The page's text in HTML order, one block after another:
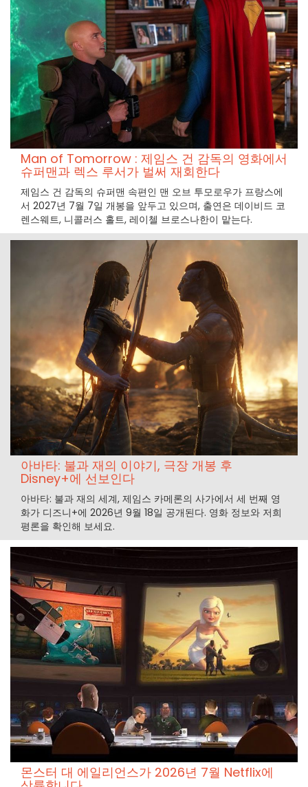
Man of Tomorrow : 제임스 건 감독의 영화에서
슈퍼맨과 렉스 루서가 벌써 재회한다
제임스 건 감독의 슈퍼맨 속편인 맨 오브 투모로우가 프랑스에
서 2027년 7월 7일 개봉을 앞두고 있으며, 출연은 데이비드 코
렌스웨트, 니콜러스 홀트, 레이첼 브로스나한이 맡는다.
아바타: 불과 재의 이야기, 극장 개봉 후
Disney+에 선보인다
아바타: 불과 재의 세계, 제임스 카메론의 사가에서 세 번째 영
화가 디즈니+에 2026년 9월 18일 공개된다. 영화 정보와 저희
평론을 확인해 보세요.
몬스터 대 에일리언스가 2026년 7월 Netflix에